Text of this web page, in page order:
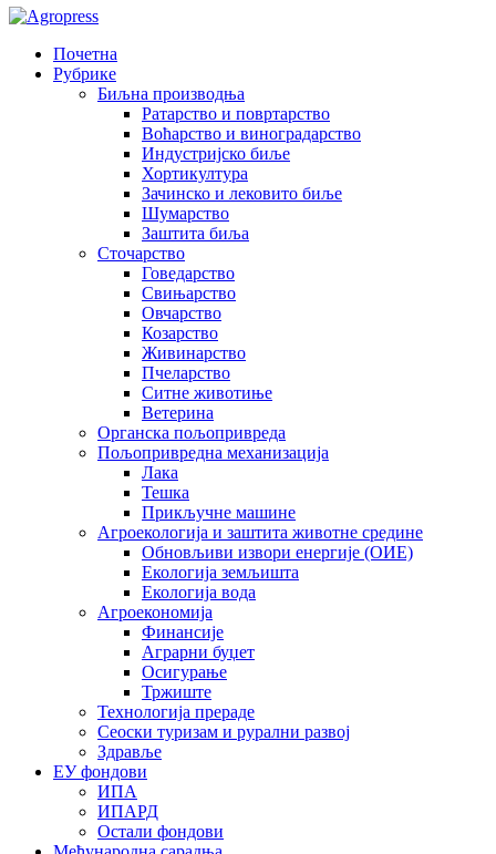
Почетна
Рубрике
Биљна производња
Ратарство и повртарство
Воћарство и виноградарство
Индустријско биље
Хортикултура
Зачинско и лековито биље
Шумарство
Заштита биља
Сточарство
Говедарство
Свињарство
Овчарство
Козарство
Живинарство
Пчеларство
Ситне животиње
Ветерина
Органска пољопривреда
Пољопривредна механизација
Лака
Тешка
Прикључне машине
Агроекологија и заштита животне средине
Обновљиви извори енергије (ОИЕ)
Екологија земљишта
Екологија вода
Агроекономија
Финансије
Аграрни буџет
Осигурање
Тржиште
Технологија прераде
Сеоски туризам и рурални развој
Здравље
ЕУ фондови
ИПА
ИПАРД
Остали фондови